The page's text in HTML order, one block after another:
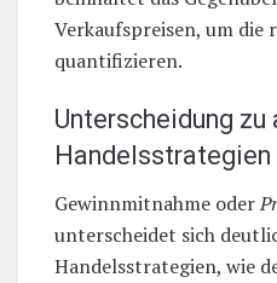
Verkaufspreisen, um die
quantifizieren.
Unterscheidung zu
Handelsstrategien
Gewinnmitnahme oder
unterscheidet sich
Handelsstrategien, wie